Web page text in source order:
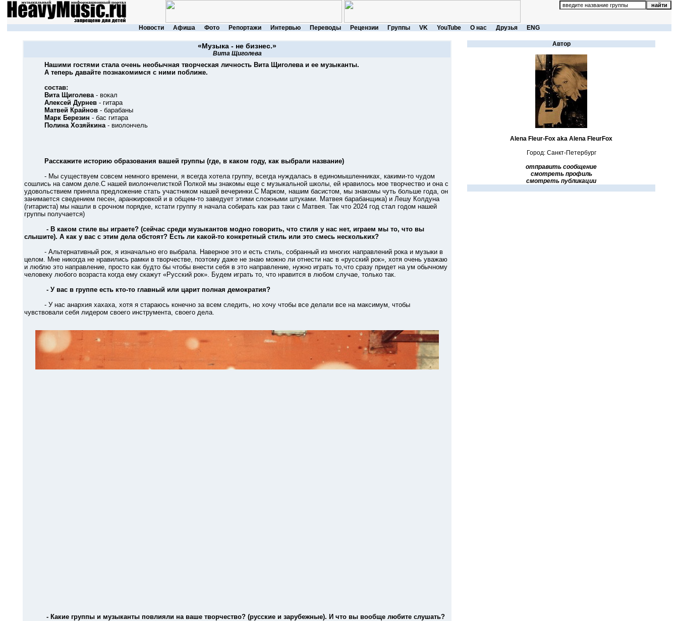
Новости Афиша Фото Репортажи Интервью Переводы Рецензии Группы VK YouTube О нас Друзья ENG
«Музыка - не бизнес.»
Вита Щиголева
Нашими гостями стала очень необычная творческая личность Вита Щиголева и ее музыканты.
А теперь давайте познакомимся с ними поближе.
состав:
Вита Щиголева- вокал
Алексей Дурнев - гитара
Матвей Крайнов - барабаны
Марк Березин - бас гитара
Полина Хозяйкина- виолончель
Расскажите историю образования вашей группы (где, в каком году, как выбрали название)
- Мы существуем совсем немного времени, я всегда хотела группу, всегда нуждалась в единомышленниках, какими-то чудом
сошлись на самом деле.С нашей виолончелисткой Полкой мы знакомы еще с музыкальной школы, ей нравилось мое творчество и она с
удовольствием приняла предложение стать участником нашей вечеринки.С Марком, нашим басистом, мы знакомы чуть больше года, он
занимается сведением песен, аранжировкой и в общем-то заведует этими сложными штуками. Матвея барабанщика) и Лешу Колдуна
(гитариста) мы нашли в срочном порядке, кстати группу я начала собирать как раз таки с Матвея. Так что 2024 год стал годом нашей
группы получается)
- В каком стиле вы играете? (сейчас среди музыкантов модно говорить, что стиля у нас нет, играем мы то, что вы
слышите). А как у вас с этим дела обстоят? Есть ли какой-то конкретный стиль или это смесь нескольких?
- Альтернативный рок, я изначально его выбрала. Наверное это и есть стиль, собранный из многих направлений рока и музыки в
целом. Мне никогда не нравились рамки в творчестве, поэтому даже не знаю можно ли отнести нас в «русский рок», хотя очень уважаю
и люблю это направление, просто как будто бы чтобы внести себя в это направление, нужно играть то,что сразу придет на ум обычному
человеку любого возраста когда ему скажут «Русский рок». Будем играть то, что нравится в любом случае, только так.
- У вас в группе есть кто-то главный или царит полная демократия?
- У нас анархия хахаха, хотя я стараюсь конечно за всем следить, но хочу чтобы все делали все на максимум, чтобы
чувствовали себя лидером своего инструмента, своего дела.
- Какие группы и музыканты повлияли на ваше творчество? (русские и зарубежные). И что вы вообще любите слушать?
Автор
Alena Fleur-Fox aka Alena FleurFox
Город: Санкт-Петербург
отправить сообщение
смотреть профиль
смотреть публикации